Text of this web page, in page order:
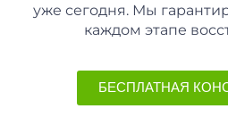
уже сегодня. Мы
каждом этапе
БЕСПЛАТНАЯ